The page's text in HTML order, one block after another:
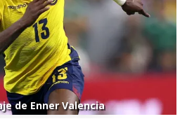
de Enner Valencia